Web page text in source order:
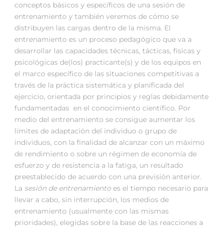
conceptos básicos y específicos de una sesión de
entrenamiento y también veremos de cómo se
distribuyen las cargas dentro de la misma. El
entrenamiento es un proceso pedagógico que va a
desarrollar las capacidades técnicas, tácticas, físicas y
psicológicas de(los) practicante(s) y de los equipos en
el marco específico de las situaciones competitivas a
través de la práctica sistemática y planificada del
ejercicio, orientada por principios y reglas debidamente
fundamentadas en el conocimiento científico. Por
medio del entrenamiento se consigue aumentar los
límites de adaptación del individuo o grupo de
individuos, con la finalidad de alcanzar con un máximo
de rendimiento o sobre un régimen de economía de
esfuerzo y de resistencia a la fatiga, un resultado
preestablecido de acuerdo con una previsión anterior.
La sesión de entrenamiento es el tiempo necesario para
llevar a cabo, sin interrupción, los medios de
entrenamiento (usualmente con las mismas
prioridades), elegidas sobre la base de las reacciones a